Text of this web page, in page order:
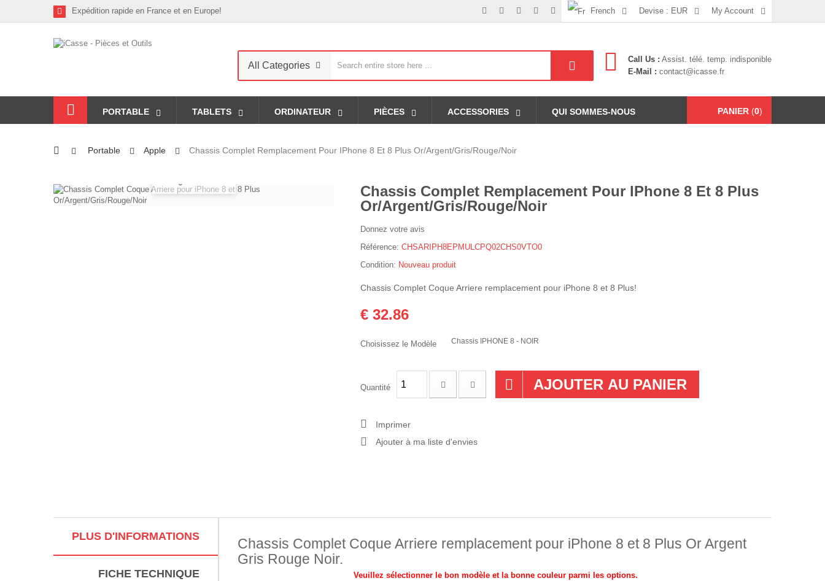
My Account
Devise : EUR
French
Expédition rapide en France et en Europe!
All Categories
Call Us : Assist. télé. temp. indisponible
E-Mail : contact@icasse.fr
PANIER (0)
PORTABLE TABLETS ORDINATEUR PIÈCES ACCESSORIES QUI SOMMES-NOUS
Portable Apple Chassis Complet Remplacement Pour IPhone 8 Et 8 Plus Or/Argent/Gris/Rouge/Noir
Chassis Complet Remplacement Pour IPhone 8 Et 8 Plus
Or/Argent/Gris/Rouge/Noir
Donnez votre avis
Référence: CHSARIPH8EPMULCPQ02CHS0VTO0
Condition: Nouveau produit
Chassis Complet Coque Arriere remplacement pour iPhone 8 et 8 Plus!
€ 32.86
Choisissez le Modèle Chassis IPHONE 8 - NOIR
Quantité AJOUTER AU PANIER
Imprimer
Ajouter à ma liste d'envies
PLUS D'INFORMATIONS
FICHE TECHNIQUE
Chassis Complet Coque Arriere remplacement pour iPhone 8 et 8 Plus Or Argent
Gris Rouge Noir.
Veuillez sélectionner le bon modèle et la bonne couleur parmi les options.